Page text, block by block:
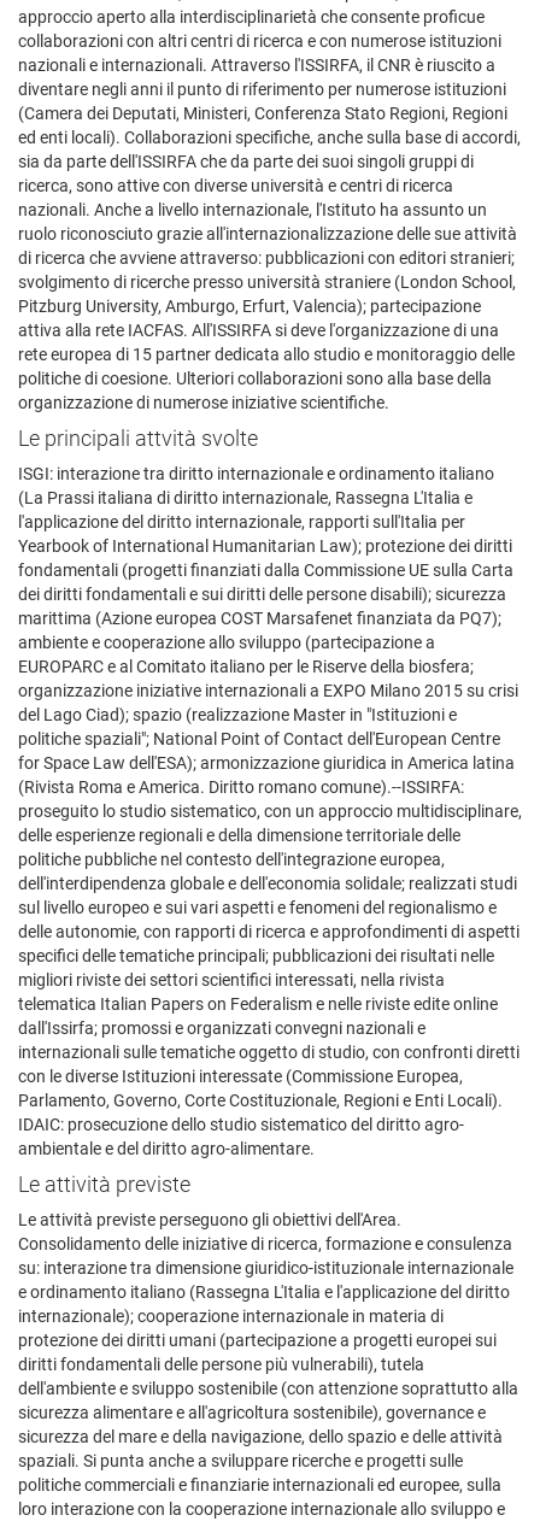
approccio aperto alla interdisciplinarietà che consente proficue
collaborazioni con altri centri di ricerca e con numerose istituzioni
nazionali e internazionali. Attraverso l'ISSIRFA, il CNR è riuscito a
diventare negli anni il punto di riferimento per numerose istituzioni
(Camera dei Deputati, Ministeri, Conferenza Stato Regioni, Regioni
ed enti locali). Collaborazioni specifiche, anche sulla base di accordi,
sia da parte dell'ISSIRFA che da parte dei suoi singoli gruppi di
ricerca, sono attive con diverse università e centri di ricerca
nazionali. Anche a livello internazionale, l'Istituto ha assunto un
ruolo riconosciuto grazie all'internazionalizzazione delle sue attività
di ricerca che avviene attraverso: pubblicazioni con editori stranieri;
svolgimento di ricerche presso università straniere (London School,
Pitzburg University, Amburgo, Erfurt, Valencia); partecipazione
attiva alla rete IACFAS. All'ISSIRFA si deve l'organizzazione di una
rete europea di 15 partner dedicata allo studio e monitoraggio delle
politiche di coesione. Ulteriori collaborazioni sono alla base della
organizzazione di numerose iniziative scientifiche.
Le principali attvità svolte
ISGI: interazione tra diritto internazionale e ordinamento italiano
(La Prassi italiana di diritto internazionale, Rassegna L'Italia e
l'applicazione del diritto internazionale, rapporti sull'Italia per
Yearbook of International Humanitarian Law); protezione dei diritti
fondamentali (progetti finanziati dalla Commissione UE sulla Carta
dei diritti fondamentali e sui diritti delle persone disabili); sicurezza
marittima (Azione europea COST Marsafenet finanziata da PQ7);
ambiente e cooperazione allo sviluppo (partecipazione a
EUROPARC e al Comitato italiano per le Riserve della biosfera;
organizzazione iniziative internazionali a EXPO Milano 2015 su crisi
del Lago Ciad); spazio (realizzazione Master in "Istituzioni e
politiche spaziali"; National Point of Contact dell'European Centre
for Space Law dell'ESA); armonizzazione giuridica in America latina
(Rivista Roma e America. Diritto romano comune).--ISSIRFA:
proseguito lo studio sistematico, con un approccio multidisciplinare,
delle esperienze regionali e della dimensione territoriale delle
politiche pubbliche nel contesto dell'integrazione europea,
dell'interdipendenza globale e dell'economia solidale; realizzati studi
sul livello europeo e sui vari aspetti e fenomeni del regionalismo e
delle autonomie, con rapporti di ricerca e approfondimenti di aspetti
specifici delle tematiche principali; pubblicazioni dei risultati nelle
migliori riviste dei settori scientifici interessati, nella rivista
telematica Italian Papers on Federalism e nelle riviste edite online
dall'Issirfa; promossi e organizzati convegni nazionali e
internazionali sulle tematiche oggetto di studio, con confronti diretti
con le diverse Istituzioni interessate (Commissione Europea,
Parlamento, Governo, Corte Costituzionale, Regioni e Enti Locali).
IDAIC: prosecuzione dello studio sistematico del diritto agro-
ambientale e del diritto agro-alimentare.
Le attività previste
Le attività previste perseguono gli obiettivi dell'Area.
Consolidamento delle iniziative di ricerca, formazione e consulenza
su: interazione tra dimensione giuridico-istituzionale internazionale
e ordinamento italiano (Rassegna L'Italia e l'applicazione del diritto
internazionale); cooperazione internazionale in materia di
protezione dei diritti umani (partecipazione a progetti europei sui
diritti fondamentali delle persone più vulnerabili), tutela
dell'ambiente e sviluppo sostenibile (con attenzione soprattutto alla
sicurezza alimentare e all'agricoltura sostenibile), governance e
sicurezza del mare e della navigazione, dello spazio e delle attività
spaziali. Si punta anche a sviluppare ricerche e progetti sulle
politiche commerciali e finanziarie internazionali ed europee, sulla
loro interazione con la cooperazione internazionale allo sviluppo e